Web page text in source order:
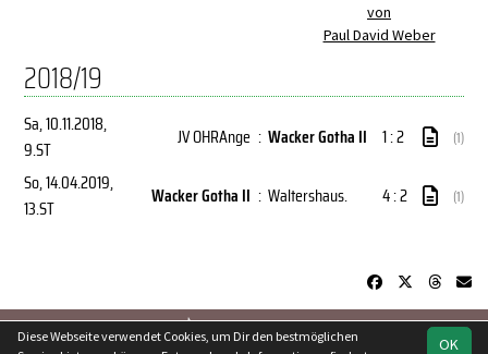
von
Paul David Weber
2018/19
Sa, 10.11.2018,
9.ST
JV OHRAnge : Wacker Gotha II 1 : 2 (1)
So, 14.04.2019,
13.ST
Wacker Gotha II : Waltershaus. 4 : 2 (1)
soccero.de
OK
Diese Webseite verwendet Cookies, um Dir den bestmöglichen